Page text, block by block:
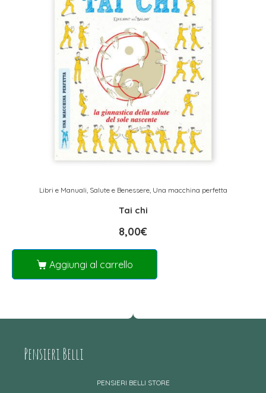
Libri e Manuali, Salute e Benessere, Una macchina perfetta
Tai chi
8,00€
Aggiungi al carrello
Pensieri Belli
PENSIERI BELLI STORE